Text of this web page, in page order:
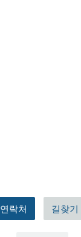
연락처 길찾기